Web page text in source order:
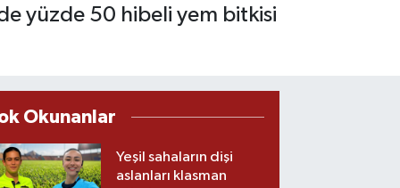
yüzde 50 hibeli yem bitkisi
Okunanlar
Yeşil sahaların dişi
aslanları klasman